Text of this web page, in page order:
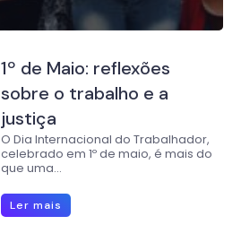
1º de Maio: reflexões
sobre o trabalho e a
justiça
O Dia Internacional do Trabalhador,
celebrado em 1º de maio, é mais do
que uma...
Ler mais